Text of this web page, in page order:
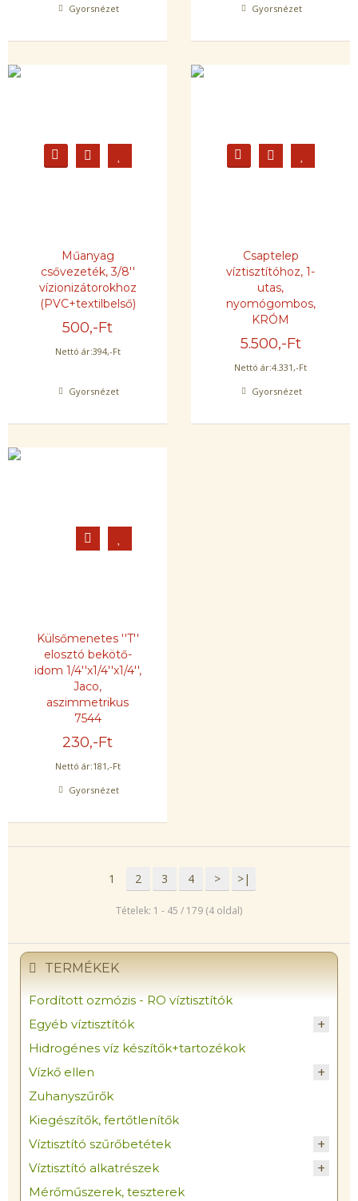
Gyorsnézet Gyorsnézet
Műanyag
csővezeték, 3/8''
vízionizátorokhoz
(PVC+textilbelső)
500,-Ft
Nettó ár:394,-Ft
Gyorsnézet
Csaptelep
víztisztítóhoz, 1-
utas,
nyomógombos,
KRÓM
5.500,-Ft
Nettó ár:4.331,-Ft
Gyorsnézet
Külsőmenetes ''T''
elosztó bekötő-
idom 1/4''x1/4''x1/4'',
Jaco,
aszimmetrikus
7544
230,-Ft
Nettó ár:181,-Ft
Gyorsnézet
1 2 3 4 > >|
Tételek: 1 - 45 / 179 (4 oldal)
TERMÉKEK
Fordított ozmózis - RO víztisztítók
Egyéb víztisztítók
Hidrogénes víz készítők+tartozékok
Vízkő ellen
Zuhanyszűrők
Kiegészítők, fertőtlenítők
Víztisztító szűrőbetétek
Víztisztító alkatrészek
Mérőműszerek, teszterek